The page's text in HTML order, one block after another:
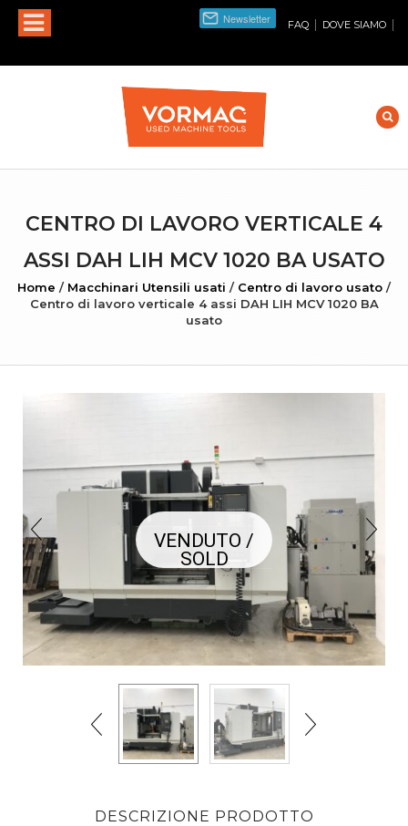
FAQ | DOVE SIAMO |
CENTRO DI LAVORO VERTICALE 4
ASSI DAH LIH MCV 1020 BA USATO
Home / Macchinari Utensili usati / Centro di lavoro usato /
Centro di lavoro verticale 4 assi DAH LIH MCV 1020 BA
usato
VENDUTO /
SOLD
DESCRIZIONE PRODOTTO